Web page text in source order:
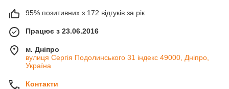
95% позитивних з 172 відгуків за рік
Працює з 23.06.2016
м. Дніпро
вулиця Сергія Подолинського 31 індекс 49000, Дніпро,
Україна
Контакти